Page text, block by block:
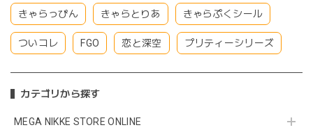
きゃらっぴん きゃらとりあ きゃらぷくシール
ついコレ FGO 恋と深空 プリティーシリーズ
カテゴリから探す
MEGA NIKKE STORE ONLINE